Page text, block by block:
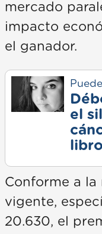
mercado
impacto
el ganador.
el
Conforme a la
vigente,
20.630, el